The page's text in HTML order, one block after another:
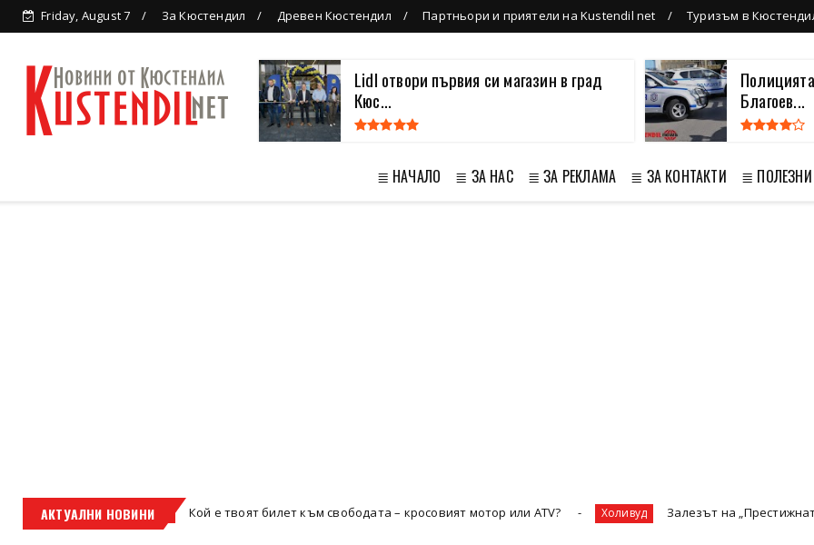
Friday, August 7 За Кюстендил Древен Кюстендил Партньори и приятели на Kustendil net Туризъм в
Lidl отвори първия си магазин в град
Кюс...
Благоев...
≣ НАЧАЛО ≣ ЗА НАС ≣ ЗА РЕКЛАМА ≣ ЗА КОНТАКТИ ≣ ПОЛЕЗНИ
АКТУАЛНИ НОВИНИ
кросов мотор Кой е твоят билет към свободата – кросовият мотор или ATV? Холивуд Залезът на „Престижната